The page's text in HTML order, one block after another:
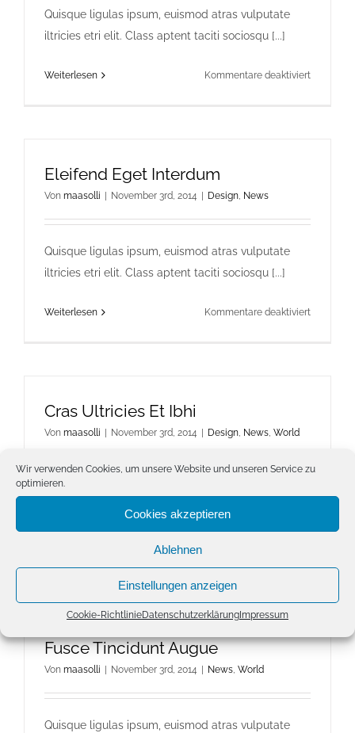
Wir verwenden Cookies, um unsere Website und unseren Service zu
optimieren.
Cookies akzeptieren
Ablehnen
Einstellungen anzeigen
Cookie-RichtlinieDatenschutzerklärung Impressum
Quisque ligulas ipsum, euismod atras vulputate
iltricies etri elit. Class aptent taciti sociosqu [...]
Weiterlesen Kommentare deaktiviertfür
Eleifend Eget Interdum
Von maasolli November 3rd, 2014 Design, News
Quisque ligulas ipsum, euismod atras vulputate
iltricies etri elit. Class aptent taciti sociosqu [...]
Weiterlesen Kommentare deaktiviertfür
Cras Ultricies Et Ibhi
Von maasolli November 3rd, 2014 Design, News, World
Quisque ligulas ipsum, euismod atras vulputate
iltricies etri elit. Class aptent taciti sociosqu [...]
Cras
Et
Fusce Tincidunt Augue
Von maasolli November 3rd, 2014 News, World
Quisque ligulas ipsum, euismod atras vulputate